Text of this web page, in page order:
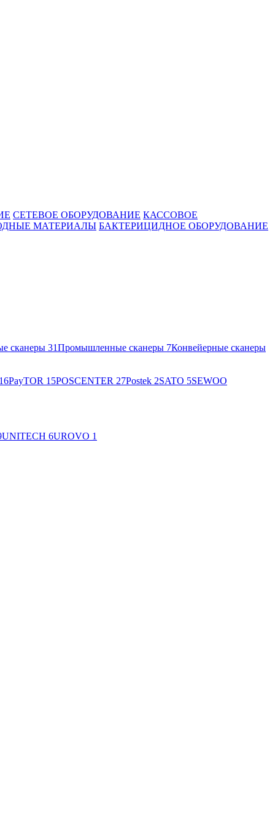
СЕТЕВОЕ ОБОРУДОВАНИЕ КАССОВОЕ
МАТЕРИАЛЫ БАКТЕРИЦИДНОЕ ОБОРУДОВАНИЕ
сканеры 31Промышленные сканеры 7Конвейерные сканеры
16PayTOR 15POSCENTER 27Postek 2SATO 5SEWOO
UNITECH 6UROVO 1